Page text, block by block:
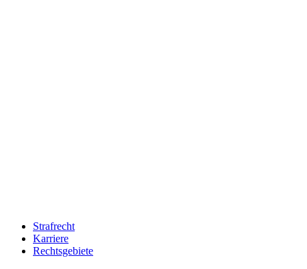
Strafrecht
Karriere
Rechtsgebiete